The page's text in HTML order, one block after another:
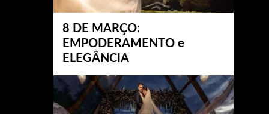
8 DE MARÇO:
EMPODERAMENTO e
ELEGÂNCIA